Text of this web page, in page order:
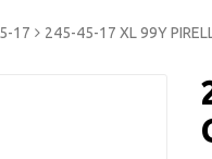
17 245-45-17 XL 99Y